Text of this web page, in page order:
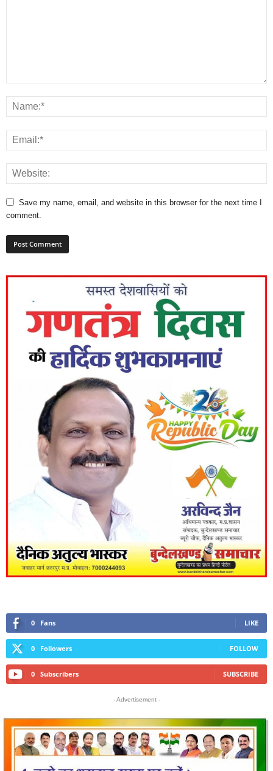
Save my name, email, and website in this browser for the next time I
comment.
0 Fans LIKE
0 Followers FOLLOW
0 Subscribers SUBSCRIBE
- Advertisement -